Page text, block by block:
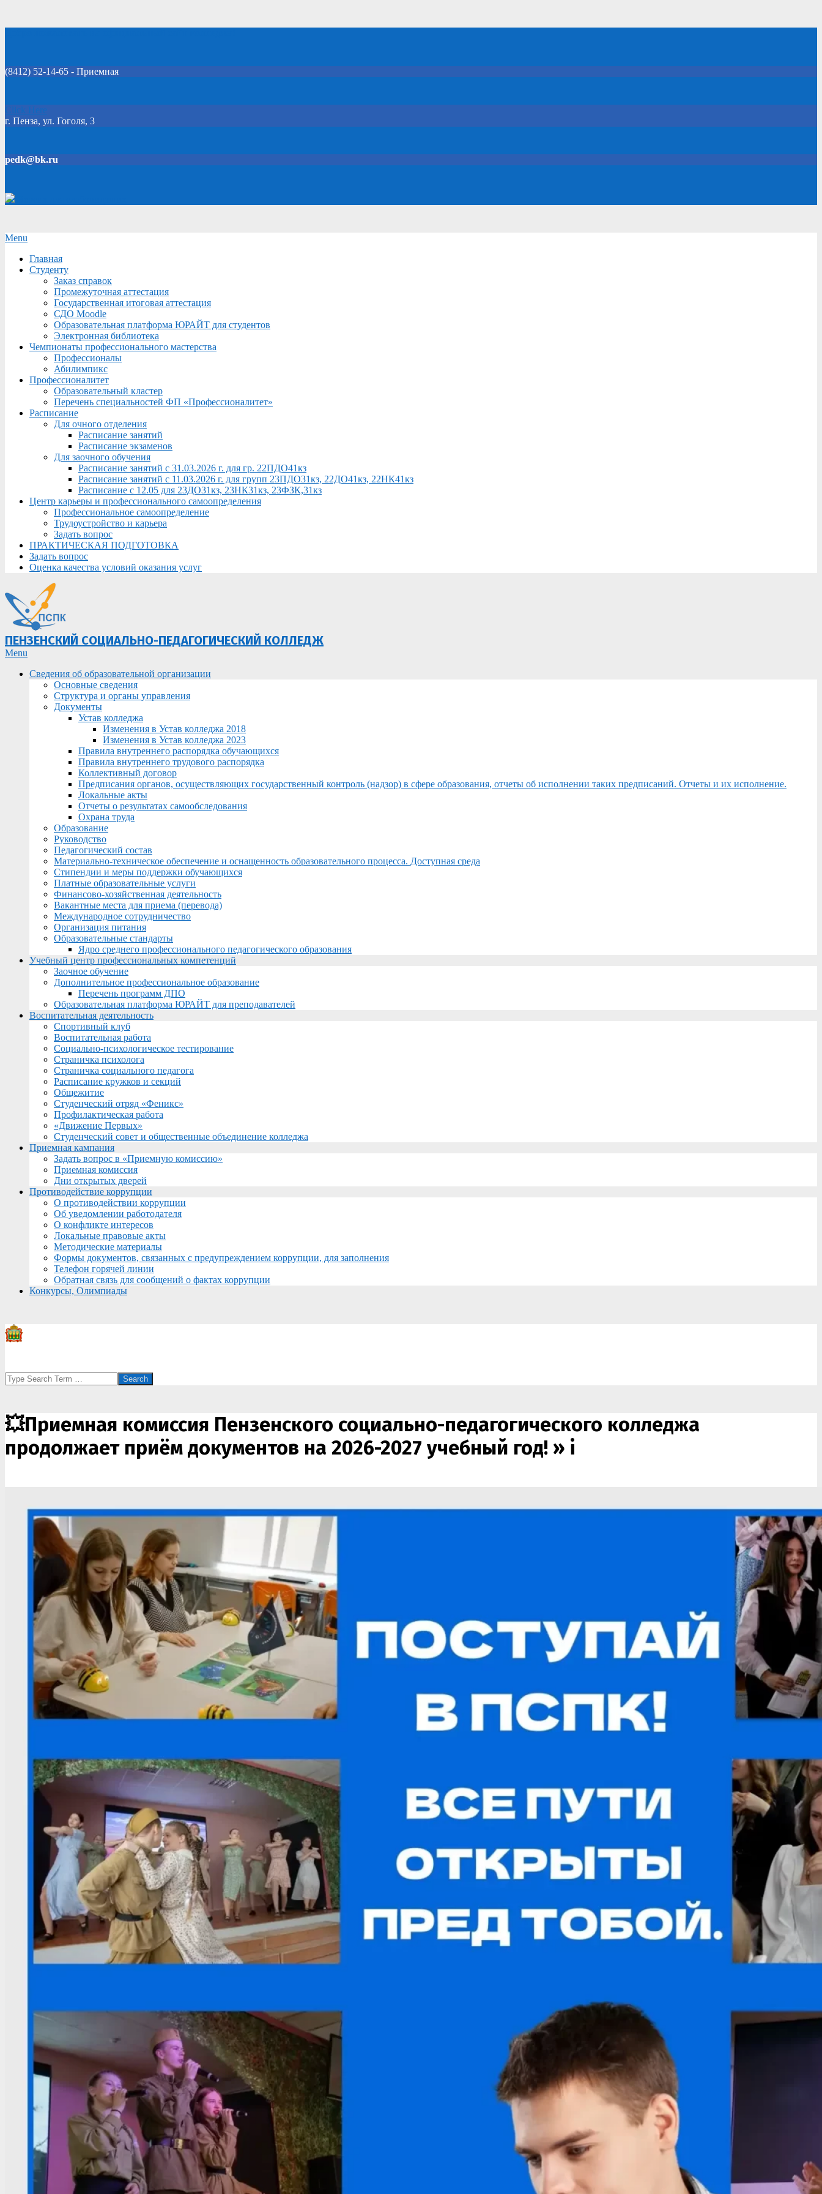
(8412) 52-14-65 - Приемная
Click Here
г. Пенза, ул. Гоголя, 3
pedk@bk.ru
Secondary
Menu
Menu
Главная
Студенту
Заказ справок
Промежуточная аттестация
Государственная итоговая аттестация
СДО Moodle
Образовательная платформа ЮРАЙТ для студентов
Электронная библиотека
Чемпионаты профессионального мастерства
Профессионалы
Абилимпикс
Профессионалитет
Образовательный кластер
Перечень специальностей ФП «Профессионалитет»
Расписание
Для очного отделения
Расписание занятий
Расписание экзаменов
Для заочного обучения
Расписание занятий с 31.03.2026 г. для гр. 22ПДО41кз
Расписание занятий с 11.03.2026 г. для групп 23ПДО31кз, 22ДО41кз, 22НК41кз
Расписание с 12.05 для 23ДО31кз, 23НК31кз, 23ФЗК,31кз
Центр карьеры и профессионального самоопределения
Профессиональное самоопределение
Трудоустройство и карьера
Задать вопрос
ПРАКТИЧЕСКАЯ ПОДГОТОВКА
Задать вопрос
Оценка качества условий оказания услуг
ПЕНЗЕНСКИЙ СОЦИАЛЬНО-ПЕДАГОГИЧЕСКИЙ КОЛЛЕДЖ
Primary
Menu
Menu
Сведения об образовательной организации
Основные сведения
Структура и органы управления
Документы
Устав колледжа
Изменения в Устав колледжа 2018
Изменения в Устав колледжа 2023
Правила внутреннего распорядка обучающихся
Правила внутреннего трудового распорядка
Коллективный договор
Предписания органов, осуществляющих государственный контроль (надзор) в сфере образования, отчеты об исполнении таких предписаний. Отчеты и их исполнение.
Локальные акты
Отчеты о результатах самообследования
Охрана труда
Образование
Руководство
Педагогический состав
Материально-техническое обеспечение и оснащенность образовательного процесса. Доступная среда
Стипендии и меры поддержки обучающихся
Платные образовательные услуги
Финансово-хозяйственная деятельность
Вакантные места для приема (перевода)
Международное сотрудничество
Организация питания
Образовательные стандарты
Ядро среднего профессионального педагогического образования
Учебный центр профессиональных компетенций
Заочное обучение
Дополнительное профессиональное образование
Перечень программ ДПО
Образовательная платформа ЮРАЙТ для преподавателей
Воспитательная деятельность
Спортивный клуб
Воспитательная работа
Социально-психологическое тестирование
Страничка психолога
Страничка социального педагога
Расписание кружков и секций
Общежитие
Студенческий отряд «Феникс»
Профилактическая работа
«Движение Первых»
Студенческий совет и общественные объединение колледжа
Приемная кампания
Задать вопрос в «Приемную комиссию»
Приемная комиссия
Дни открытых дверей
Противодействие коррупции
О противодействии коррупции
Об уведомлении работодателя
О конфликте интересов
Локальные правовые акты
Методические материалы
Формы документов, связанных с предупреждением коррупции, для заполнения
Телефон горячей линии
Обратная связь для сообщений о фактах коррупции
Конкурсы, Олимпиады
Search
💥Приемная комиссия Пензенского социально-педагогического колледжа
продолжает приём документов на 2026-2027 учебный год! » i